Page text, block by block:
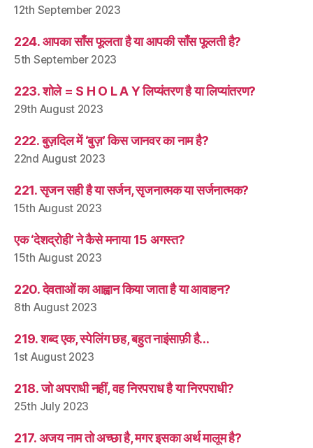
12th September 2023
224. आपका साँस फूलता है या आपकी साँस फूलती है?
5th September 2023
223. शोले = S H O L A Y लिप्यंतरण है या लिप्यांतरण?
29th August 2023
222. बुज़दिल में ‘बुज़’ किस जानवर का नाम है?
22nd August 2023
221. सृजन सही है या सर्जन, सृजनात्मक या सर्जनात्मक?
15th August 2023
एक ‘देशद्रोही’ ने कैसे मनाया 15 अगस्त?
15th August 2023
220. देवताओं का आह्वान किया जाता है या आवाहन?
8th August 2023
219. शब्द एक, स्पेलिंग छह, बहुत नाइंसाफ़ी है…
1st August 2023
218. जो अपराधी नहीं, वह निरपराध है या निरपराधी?
25th July 2023
217. अजय नाम तो अच्छा है, मगर इसका अर्थ मालूम है?